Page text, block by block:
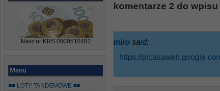
Nasz nr KRS 0000510482
Menu
■■ LOTY TANDEMOWE ■■
komentarze 2 do wpisu
miro said:
https://